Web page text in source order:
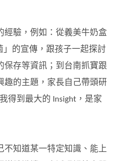
經驗，例如：從義美牛奶盒
」的宣傳，跟孩子一起探討
保存等資訊；到台南抓寶跟
趣的主題，家長自己帶頭研
得到最大的 Insight，是家
不知道某一特定知識、能上